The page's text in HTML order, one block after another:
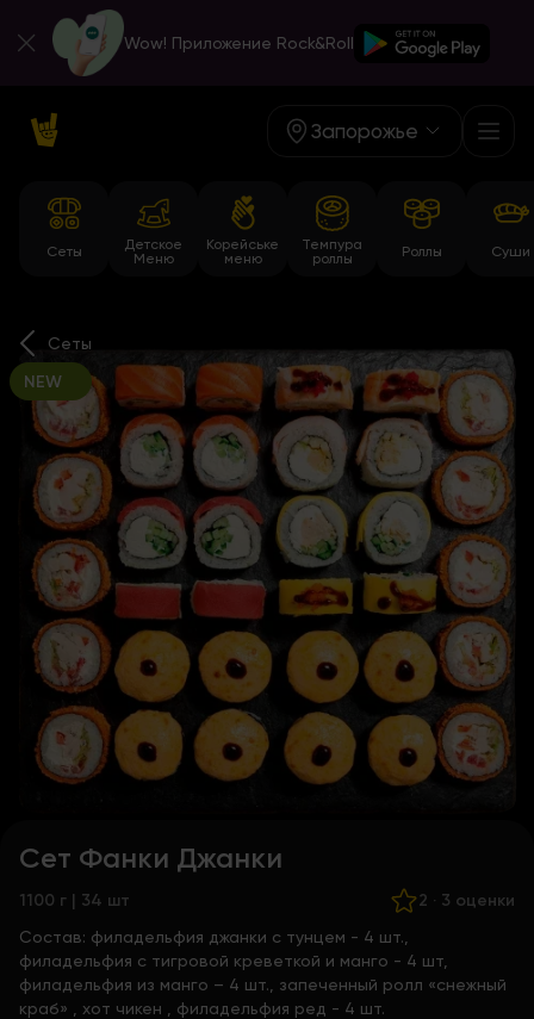
Wow! Приложение Rock&Roll
Запорожье
Сеты
Детское
Меню
Корейське
меню
Темпура
роллы
Роллы Суши
Сеты
NEW
Сет Фанки Джанки
1100 г | 34 шт 2 · 3 оценки
Состав: филадельфия джанки с тунцем - 4 шт.,
филадельфия с тигровой креветкой и манго - 4 шт,
филадельфия из манго – 4 шт., запеченный ролл «снежный
краб»
хот чикен , филадельфия ред - 4 шт.